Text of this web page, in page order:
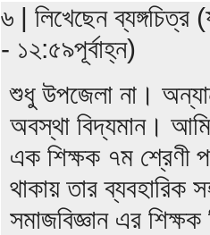
৬ | লিখেছেন ব্যঙ্গচিত্র
- ১২:৫৯পূর্বাহ্ন)
শুধু উপজেলা না।
অবস্থা বিদ্যমান। আমি
এক শিক্ষক ৭ম শ্রেণী
থাকায় তার
সমাজবিজ্ঞান এর